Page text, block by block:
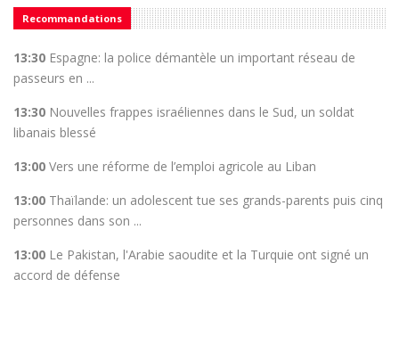
Recommandations
13:30 Espagne: la police démantèle un important réseau de
passeurs en ...
13:30 Nouvelles frappes israéliennes dans le Sud, un soldat
libanais blessé
13:00 Vers une réforme de l’emploi agricole au Liban
13:00 Thaïlande: un adolescent tue ses grands-parents puis cinq
personnes dans son ...
13:00 Le Pakistan, l'Arabie saoudite et la Turquie ont signé un
accord de défense